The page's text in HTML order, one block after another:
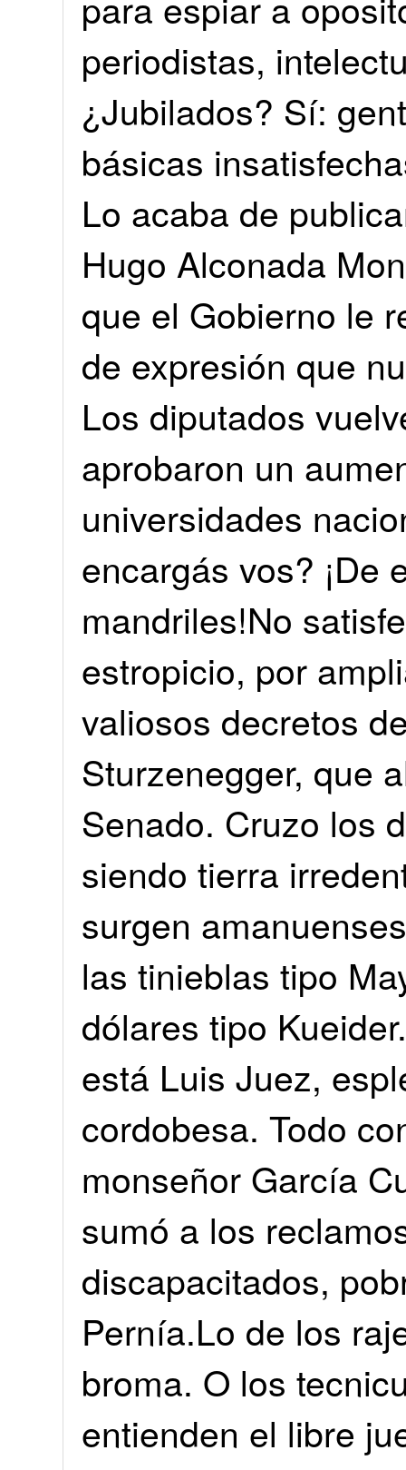
periodistas,
¿Jubilados? Sí:
básicas
Lo acaba de
Hugo Alconada
que el Gobierno le
de expresión que
Los diputados
aprobaron un
universidades
encargás vos? ¡De
mandriles!No
estropicio, por
valiosos decretos
Sturzenegger, que
Senado. Cruzo los
siendo tierra
surgen
las tinieblas tipo
dólares tipo
está Luis Juez,
cordobesa. Todo
monseñor García
sumó a los
discapacitados,
Pernía.Lo de los
broma. O los
entienden el libre